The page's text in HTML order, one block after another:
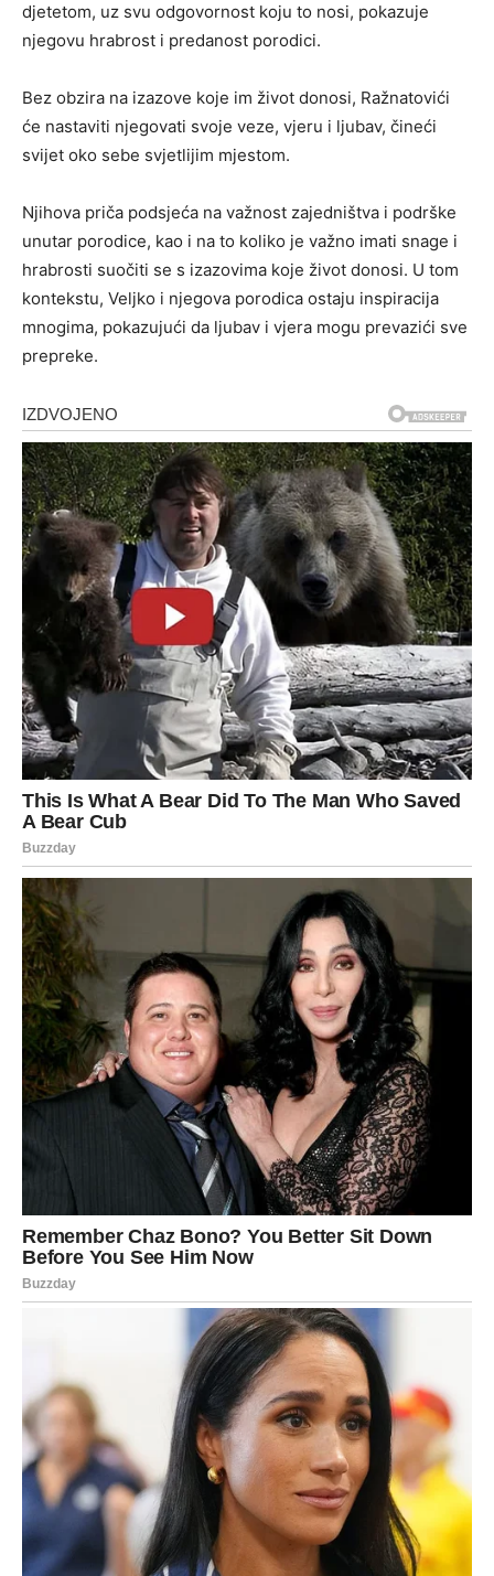
djetetom, uz svu odgovornost koju to nosi, pokazuje
njegovu hrabrost i predanost porodici.
Bez obzira na izazove koje im život donosi, Ražnatovići
će nastaviti njegovati svoje veze, vjeru i ljubav, čineći
svijet oko sebe svjetlijim mjestom.
Njihova priča podsjeća na važnost zajedništva i podrške
unutar porodice, kao i na to koliko je važno imati snage i
hrabrosti suočiti se s izazovima koje život donosi. U tom
kontekstu, Veljko i njegova porodica ostaju inspiracija
mnogima, pokazujući da ljubav i vjera mogu prevazići sve
prepreke.